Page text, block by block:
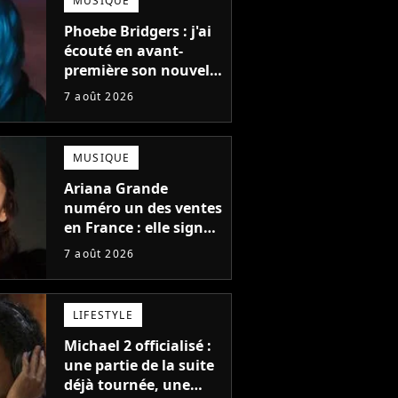
: Il a fait
la Saint-
la
Katy Perry et Orlando
Bloom fiancés : Il a fait
Valentin, elle dévoile la
bague sur Instagram.
Phoebe Bridgers : j'ai
écouté en avant-
première son nouvel
album, c'est le bijou
7 août 2026
MUSIQUE
Ariana Grande
numéro un des ventes
en France : elle signe
le meilleur démarrage
son album Petal
7 août 2026
LIFESTYLE
Michael 2 officialisé :
une partie de la suite
déjà tournée, une